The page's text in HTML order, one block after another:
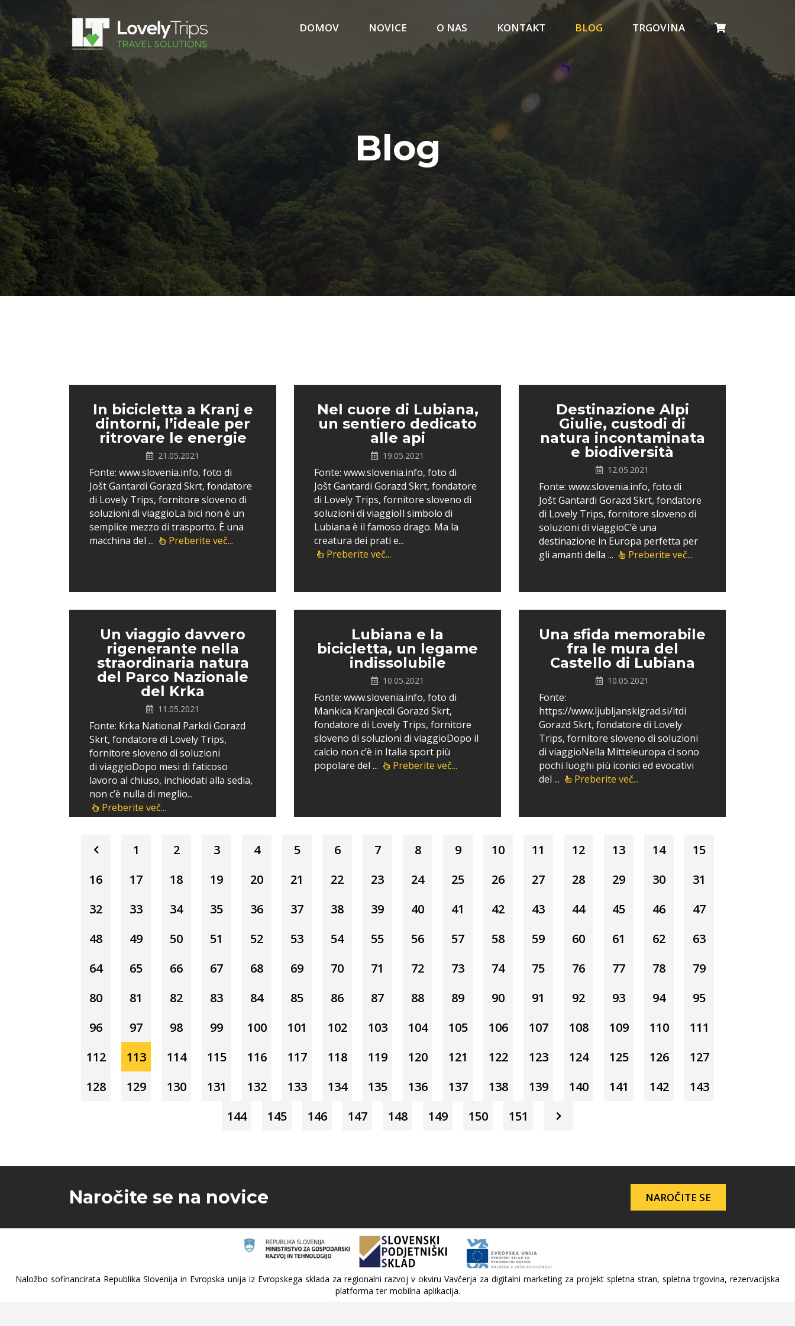
DOMOV NOVICE O NAS KONTAKT BLOG TRGOVINA
Blog
In bicicletta a Kranj e
dintorni, l’ideale per
ritrovare le energie
21.05.2021
Fonte: www.slovenia.info, foto di
Jošt Gantardi Gorazd Skrt, fondatore
di Lovely Trips, fornitore sloveno di
soluzioni di viaggioLa bici non è un
semplice mezzo di trasporto. È una
macchina del ...
Preberite več...
Nel cuore di Lubiana,
un sentiero dedicato
alle api
19.05.2021
Fonte: www.slovenia.info, foto di
Jošt Gantardi Gorazd Skrt, fondatore
di Lovely Trips, fornitore sloveno di
soluzioni di viaggioIl simbolo di
Lubiana è il famoso drago. Ma la
creatura dei prati e...
Preberite več...
Destinazione Alpi
Giulie, custodi di
natura incontaminata
e biodiversità
12.05.2021
Fonte: www.slovenia.info, foto di
Jošt Gantardi Gorazd Skrt, fondatore
di Lovely Trips, fornitore sloveno di
soluzioni di viaggioC’è una
destinazione in Europa perfetta per
gli amanti della ...
Preberite več...
Un viaggio davvero
rigenerante nella
straordinaria natura
del Parco Nazionale
del Krka
11.05.2021
Fonte: Krka National Parkdi Gorazd
Skrt, fondatore di Lovely Trips,
fornitore sloveno di soluzioni
di viaggioDopo mesi di faticoso
lavoro al chiuso, inchiodati alla sedia,
non c’è nulla di meglio...
Preberite več...
Lubiana e la
bicicletta, un legame
indissolubile
10.05.2021
Fonte: www.slovenia.info, foto di
Mankica Kranjecdi Gorazd Skrt,
fondatore di Lovely Trips, fornitore
sloveno di soluzioni di viaggioDopo il
calcio non c’è in Italia sport più
popolare del ...
Preberite več...
Una sfida memorabile
fra le mura del
Castello di Lubiana
10.05.2021
Fonte:
https://www.ljubljanskigrad.si/itdi
Gorazd Skrt, fondatore di Lovely
Trips, fornitore sloveno di soluzioni
di viaggioNella Mitteleuropa ci sono
pochi luoghi più iconici ed evocativi
del ...
Preberite več...
1 2 3 4 5 6 7 8 9 10 11 12 13 14
15
16
17 18 19 20 21 22 23 24 25 26 27 28 29 30
31
32
33 34 35 36 37 38 39 40 41 42 43 44 45 46
47
48
49 50 51 52 53 54 55 56 57 58 59 60 61 62
63
64
65 66 67 68 69 70 71 72 73 74 75 76 77 78
79
80
81 82 83 84 85 86 87 88 89 90 91 92 93 94
95
96
97 98 99 100 101 102 103 104 105 106 107 108 109 110
111
112
113 114 115 116 117 118 119 120 121 122 123 124 125 126
127
128
129 130 131 132 133 134 135 136 137 138 139 140 141 142
143
144
145 146 147 148 149 150 151
Naročite se na novice NAROČITE SE
Naložbo sofinancirata Republika Slovenija in Evropska unija iz Evropskega sklada za regionalni razvoj v okviru Vavčerja za digitalni marketing za projekt spletna stran, spletna trgovina, rezervacijska
platforma ter mobilna aplikacija.